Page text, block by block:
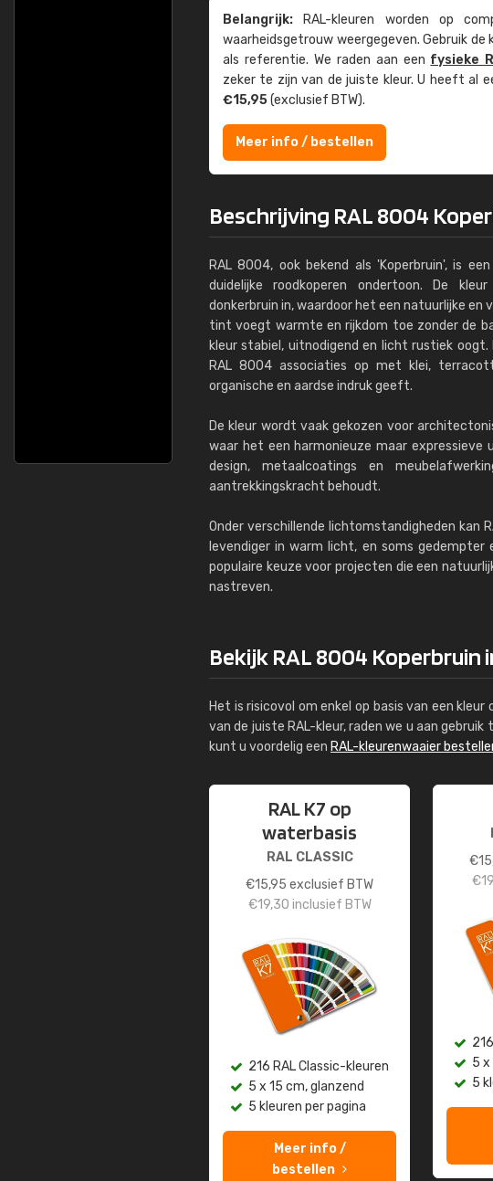
Belangrijk: RAL-kleuren worden op
waarheids­­getrouw weer­gegeven. Gebruik de
als referentie. We raden aan een fysieke
zeker te zijn van de juiste kleur. U heeft al
€15,95(exclusief BTW).
Meer info / bestellen
Beschrijving RAL 8004
RAL 8004, ook bekend als 'Koperbruin', is
duidelijke roodkoperen ondertoon. De
donkerbruin in, waardoor het een natuurlijke
tint voegt warmte en rijkdom toe zonder de
kleur stabiel, uitnodigend en licht rustiek
RAL 8004 associaties op met klei,
organische en aardse indruk geeft.
De kleur wordt vaak gekozen voor
waar het een harmonieuze maar
design, metaalcoatings en
aantrekkingskracht behoudt.
Onder verschillende lichtomstandigheden kan
levendiger in warm licht, en soms
populaire keuze voor projecten die een
nastreven.
Bekijk RAL 8004 Koperbruin
Het is risicovol om enkel op basis van een
van de juiste RAL-kleur, raden we u aan gebruik
kunt u voordelig een RAL-kleurenwaaier
RAL K7 op
waterbasis
RAL CLASSIC
€15,95 exclusief BTW
€19,30 inclusief BTW
216 RAL Classic-kleuren
5 x 15 cm, glanzend
5 kleuren per pagina
Meer info /
bestellen
€
€
5 x
5